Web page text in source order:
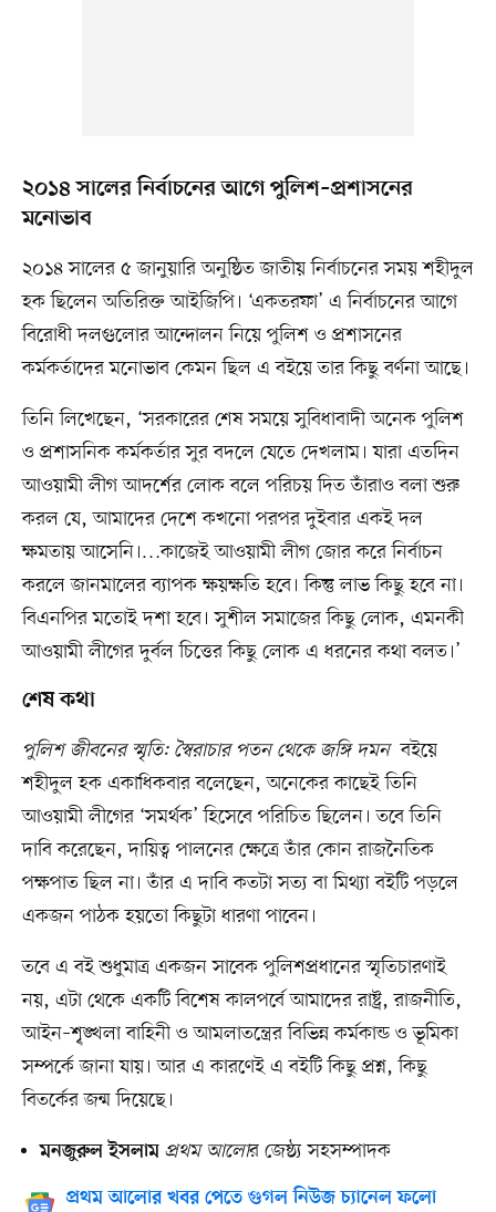
২০১৪ সালের নির্বাচনের আগে পুলিশ–প্রশাসনের
মনোভাব
২০১৪ সালের ৫ জানুয়ারি অনুষ্ঠিত জাতীয় নির্বাচনের সময় শহীদুল
হক ছিলেন অতিরিক্ত আইজিপি। ‘একতরফা’ এ নির্বাচনের আগে
বিরোধী দলগুলোর আন্দোলন নিয়ে পুলিশ ও প্রশাসনের
কর্মকর্তাদের মনোভাব কেমন ছিল এ বইয়ে তার কিছু বর্ণনা আছে।
তিনি লিখেছেন, ‘সরকারের শেষ সময়ে সুবিধাবাদী অনেক পুলিশ
ও প্রশাসনিক কর্মকর্তার সুর বদলে যেতে দেখলাম। যারা এতদিন
আওয়ামী লীগ আদর্শের লোক বলে পরিচয় দিত তাঁরাও বলা শুরু
করল যে, আমাদের দেশে কখনো পরপর দুইবার একই দল
ক্ষমতায় আসেনি।…কাজেই আওয়ামী লীগ জোর করে নির্বাচন
করলে জানমালের ব্যাপক ক্ষয়ক্ষতি হবে। কিন্তু লাভ কিছু হবে না।
বিএনপির মতোই দশা হবে। সুশীল সমাজের কিছু লোক, এমনকী
আওয়ামী লীগের দুর্বল চিত্তের কিছু লোক এ ধরনের কথা বলত।’
শেষ কথা
পুলিশ জীবনের স্মৃতি: স্বৈরাচার পতন থেকে জঙ্গি দমনবইয়ে
শহীদুল হক একাধিকবার বলেছেন, অনেকের কাছেই তিনি
আওয়ামী লীগের ‘সমর্থক’ হিসেবে পরিচিত ছিলেন। তবে তিনি
দাবি করেছেন, দায়িত্ব পালনের ক্ষেত্রে তাঁর কোন রাজনৈতিক
পক্ষপাত ছিল না। তাঁর এ দাবি কতটা সত্য বা মিথ্যা বইটি পড়লে
একজন পাঠক হয়তো কিছুটা ধারণা পাবেন।
তবে এ বই শুধুমাত্র একজন সাবেক পুলিশপ্রধানের স্মৃতিচারণাই
নয়, এটা থেকে একটি বিশেষ কালপর্বে আমাদের রাষ্ট্র, রাজনীতি,
আইন–শৃ্ঙ্খলা বাহিনী ও আমলাতন্ত্রের বিভিন্ন কর্মকান্ড ও ভূমিকা
সম্পর্কে জানা যায়। আর এ কারণেই এ বইটি কিছু প্রশ্ন, কিছু
বিতর্কের জন্ম দিয়েছে।
মনজুরুল ইসলাম প্রথম আলোর জেষ্ঠ্য সহসম্পাদক
প্রথম আলোর খবর পেতে গুগল নিউজ চ্যানেল ফলো